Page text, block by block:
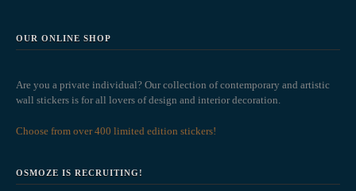
OUR ONLINE SHOP
Are you a private individual? Our collection of contemporary and artistic
wall stickers is for all lovers of design and interior decoration.
Choose from over 400 limited edition stickers!
OSMOZE IS RECRUITING!